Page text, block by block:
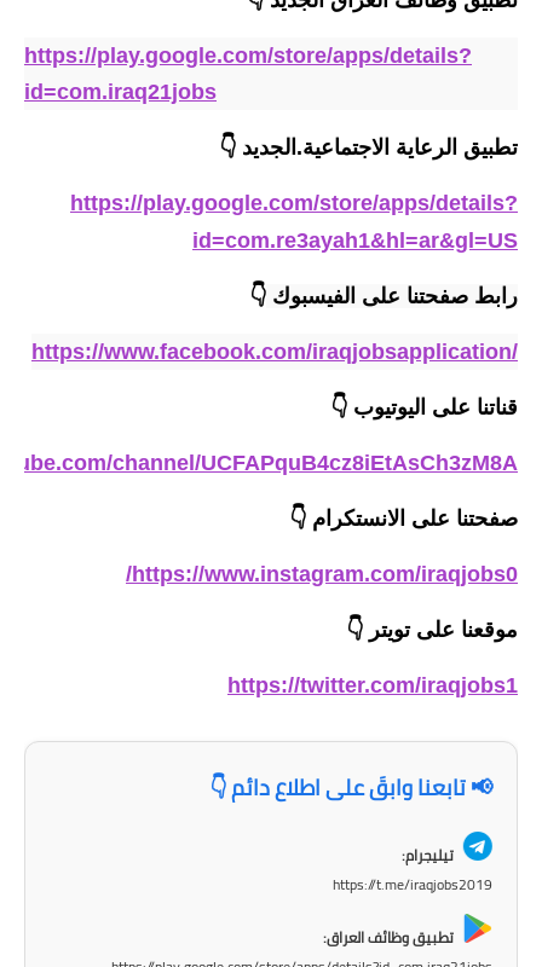
مرشحات
المرحلة الابتدائية
المرحلة المتوسطة
المرحلة الاعدادية
المرحلة الابتدائية
https://play.google.com/store/apps/details?
id=com.iraq21jobs
تطبيق الرعاية الاجتماعية. الجديد 👇
https://play.google.com/store/apps/details?
id=com.re3ayah1&hl=ar&gl=US
رابط صفحتنا على الفيسبوك 👇
https://www.facebook.com/iraqjobsapplication/
قناتنا على اليوتيوب 👇
channel/UCFAPquB4cz8iEtAsCh3zM8A
صفحتنا على الانستكرام 👇
https://www.instagram.com/iraqjobs0/
موقعنا على تويتر 👇
https://twitter.com/iraqjobs1
📢 تابعنا وابقَ على اطلاع دائم 👇
تيليجرام:
https://t.me/iraqjobs2019
تطبيق وظائف العراق: